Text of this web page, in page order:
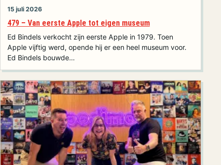
15 juli 2026
479 – Van eerste Apple tot eigen museum
Ed Bindels verkocht zijn eerste Apple in 1979. Toen
Apple vijftig werd, opende hij er een heel museum voor.
Ed Bindels bouwde…